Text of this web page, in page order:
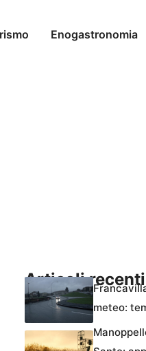
Enogastronomia
Articoli recenti
meteo: